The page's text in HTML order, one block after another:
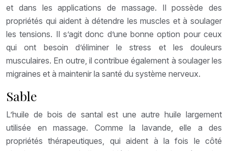
et dans les applications de massage. Il possède des
propriétés qui aident à détendre les muscles et à soulager
les tensions. Il s’agit donc d’une bonne option pour ceux
qui ont besoin d’éliminer le stress et les douleurs
musculaires. En outre, il contribue également à soulager les
migraines et à maintenir la santé du système nerveux.
Sable
L’huile de bois de santal est une autre huile largement
utilisée en massage. Comme la lavande, elle a des
propriétés thérapeutiques, qui aident à la fois le côté